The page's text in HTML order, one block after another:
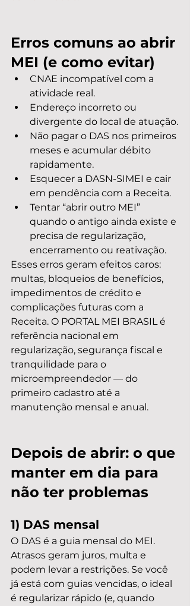
Erros comuns ao abrir
MEI (e como evitar)
CNAE incompatível com a
atividade real.
Endereço incorreto ou
divergente do local de atuação.
Não pagar o DAS nos primeiros
meses e acumular débito
rapidamente.
Esquecer a DASN-SIMEI e cair
em pendência com a Receita.
Tentar “abrir outro MEI”
quando o antigo ainda existe e
precisa de regularização,
encerramento ou reativação.
Esses erros geram efeitos caros:
multas, bloqueios de benefícios,
impedimentos de crédito e
complicações futuras com a
Receita. O PORTAL MEI BRASIL é
referência nacional em
regularização, segurança fiscal e
tranquilidade para o
microempreendedor — do
primeiro cadastro até a
manutenção mensal e anual.
Depois de abrir: o que
manter em dia para
não ter problemas
1) DAS mensal
O DAS é a guia mensal do MEI.
Atrasos geram juros, multa e
podem levar a restrições. Se você
já está com guias vencidas, o ideal
é regularizar rápido (e, quando